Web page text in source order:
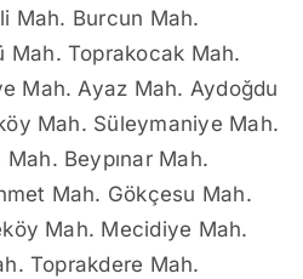
Mah. Burcun Mah.
Mah. Toprakocak Mah.
Mah. Ayaz Mah. Aydoğdu
Mah. Süleymaniye Mah.
Beypınar Mah.
Mah. Gökçesu Mah.
Mah. Mecidiye Mah.
Toprakdere Mah.